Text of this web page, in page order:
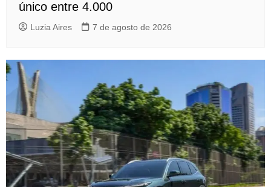
único entre 4.000
Luzia Aires 7 de agosto de 2026